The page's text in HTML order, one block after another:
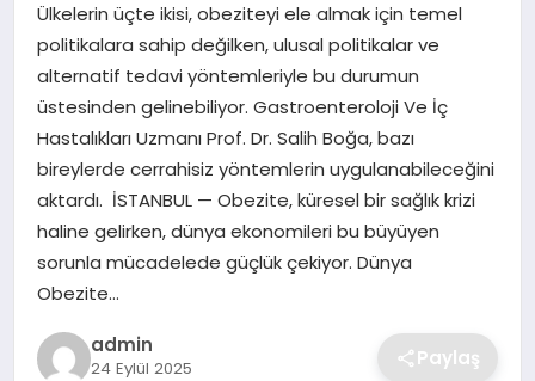
SIYASET
SPOR
TEKNOLOJI
YAŞAM
Ülkelerin üçte ikisi, obeziteyi ele almak için temel
politikalara sahip değilken, ulusal politikalar ve
alternatif tedavi yöntemleriyle bu durumun
üstesinden gelinebiliyor. Gastroenteroloji Ve İç
Hastalıkları Uzmanı Prof. Dr. Salih Boğa, bazı
bireylerde cerrahisiz yöntemlerin uygulanabileceğini
aktardı. İSTANBUL — Obezite, küresel bir sağlık krizi
haline gelirken, dünya ekonomileri bu büyüyen
sorunla mücadelede güçlük çekiyor. Dünya
Obezite…
admin
24 Eylül 2025 Paylaş